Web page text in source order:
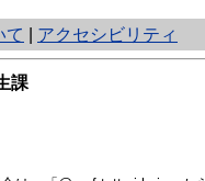
て アクセシビリティ
課